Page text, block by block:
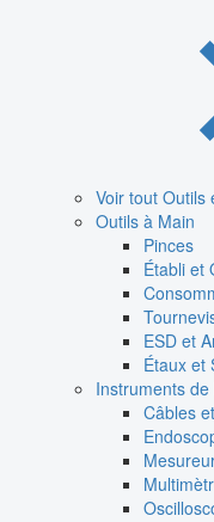
Voir tout Outils
Outils à Main
Pinces
Établi et
ESD et
Étaux et
Instruments
Câbles